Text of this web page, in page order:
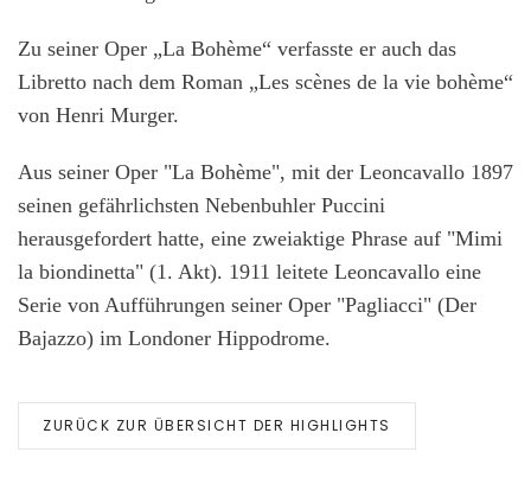
Zu seiner Oper „La Bohème“ verfasste er auch das
Libretto nach dem Roman „Les scènes de la vie bohème“
von Henri Murger.
Aus seiner Oper "La Bohème", mit der Leoncavallo 1897
seinen gefährlichsten Nebenbuhler Puccini
herausgefordert hatte, eine zweiaktige Phrase auf "Mimi
la biondinetta" (1. Akt). 1911 leitete Leoncavallo eine
Serie von Aufführungen seiner Oper "Pagliacci" (Der
Bajazzo) im Londoner Hippodrome.
ZURÜCK ZUR ÜBERSICHT DER HIGHLIGHTS